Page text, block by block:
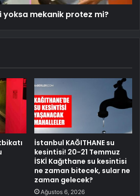
yoksa mekanik protez mi?
İstanbul KAĞITHANE su
kesintisi! 20-21 Temmuz
İSKİ Kağıthane su kesintisi
ne zaman bitecek, sular ne
zaman gelecek?
Ağustos 6, 2026